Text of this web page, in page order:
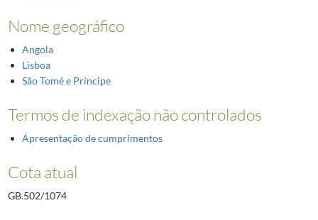
Nome geográfico
Angola
Lisboa
São Tomé e Príncipe
Termos de indexação não controlados
Apresentação de cumprimentos
Cota atual
GB.502/1074